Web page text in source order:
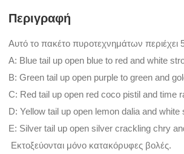
Περιγραφή
Αυτό το πακέτο πυροτεχνημάτων περιέχει
A: Blue tail up open blue to red and white
B: Green tail up open purple to green and
C: Red tail up open red coco pistil and time
D: Yellow tail up open lemon dalia and white
E: Silver tail up open silver crackling chry
Εκτοξεύονται μόνο κατακόρυφες βολές.